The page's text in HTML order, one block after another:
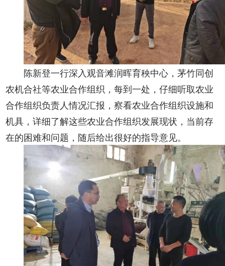
陈新登一行深入观音滩润晖育秧中心，茅竹同创
农机合社等农业合作组织，每到一处，仔细听取农业
合作组织负责人情况汇报，察看农业合作组织设施和
机具，详细了解这些农业合作组织发展现状，当前存
在的困难和问题，随后给出很好的指导意见。